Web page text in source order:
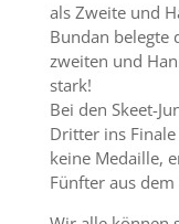
als Zweite und
Bundan belegte
zweiten und
stark!
Bei den Skeet-
Dritter ins
keine Medaille,
Fünfter aus dem